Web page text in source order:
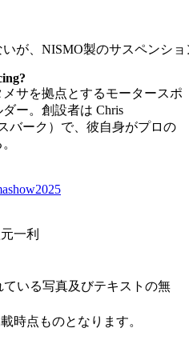
が、NISMO製のサスペンシ
サを拠点とするモータースポ
ー。創設者は Chris
バーク）で、彼自身がプロの
一利
いる写真及びテキストの無
時点ものとなります。